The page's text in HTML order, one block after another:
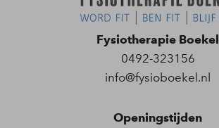
Fysiotherapie Boekel
0492-323156
info@fysioboekel.nl
Openingstijden